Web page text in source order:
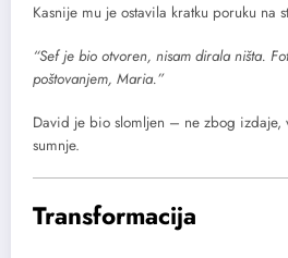
Kasnije mu je ostavila kratku poruku na
“Sef je bio otvoren, nisam dirala ništa.
poštovanjem, Maria.”
David je bio slomljen – ne zbog izdaje,
sumnje.
Transformacija